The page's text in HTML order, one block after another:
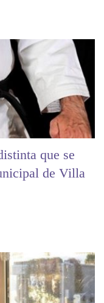
que se
de Villa